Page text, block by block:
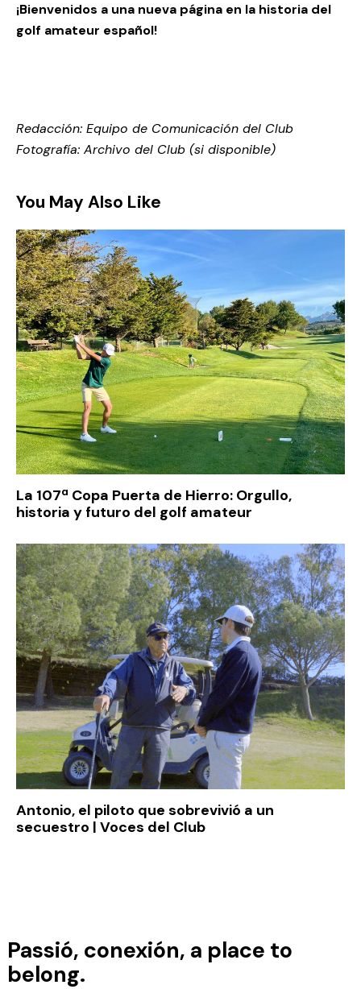
¡Bienvenidos a una nueva página en la historia del
golf amateur español!
Redacción: Equipo de Comunicación del Club
Fotografía: Archivo del Club (si disponible)
You May Also Like
La 107ª Copa Puerta de Hierro: Orgullo,
historia y futuro del golf amateur
Antonio, el piloto que sobrevivió a un
secuestro | Voces del Club
Passió, conexión, a place to
belong.
Barcelona Resortcon2 green
fees incluidos en un entorno
privilegiado.